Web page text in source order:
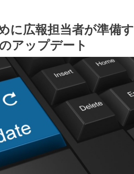
に広報担当者が準備す
アップデート